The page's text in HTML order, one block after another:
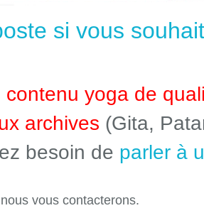
si vous
contenu yoga de
archives (Gita,
besoin de parler à
vous contacterons.